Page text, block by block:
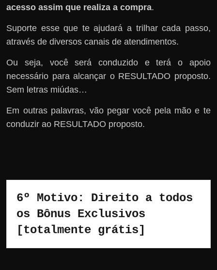
acesso assim que realiza a compra.
Suporte esse que te ajudará a trilhar cada passo,
através de diversos canais de atendimentos.
Ou seja, você será conduzido e terá o apoio
necessário para alcançar o RESULTADO proposto.
Sem letras miúdas…
Em outras palavras, vão pegar você pela mão e te
conduzir ao RESULTADO proposto.
6º Motivo: Direito a todos
os Bônus Exclusivos
[totalmente grátis]